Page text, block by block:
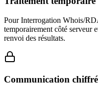
Pour Interrogation Whois/
temporairement côté serveur
renvoi des résultats.
Communication